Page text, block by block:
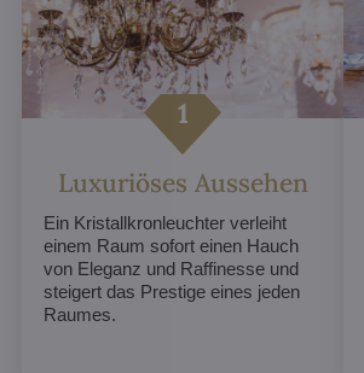
Luxuriöses Aussehen
Ein Kristallkronleuchter verleiht
einem Raum sofort einen Hauch
von Eleganz und Raffinesse und
steigert das Prestige eines jeden
Raumes.